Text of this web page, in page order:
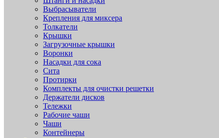
Выбрасыватели
Крепления для миксера
Толкатели
Крышки
Загрузочные крышки
Воронки
Насадки для сока
Сита
Протирки
Комплекты для очистки решетки
Держатели дисков
Тележки
Рабочие чаши
Чаши
Контейнеры